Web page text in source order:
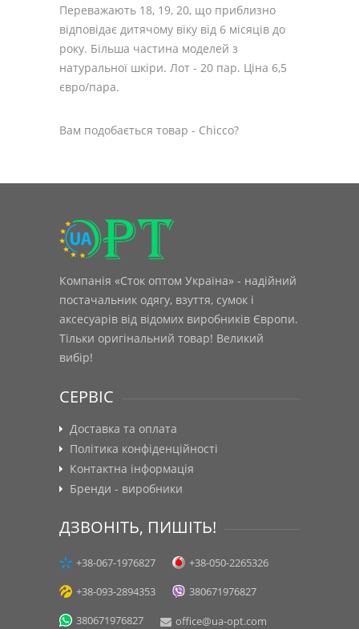
Переважають 18, 19, 20, що приблизно
відповідає дитячому віку від 6 місяців до
року. Більша частина моделей з
натуральної шкіри. Лот - 20 пар. Ціна 6,5
євро/пара.
Вам подобається товар - Chicco?
Компанія «Сток оптом Україна» - надійний
постачальник одягу, взуття, сумок і
аксесуарів від відомих виробників Європи.
Тільки оригінальний товар! Великий
вибір!
СЕРВІС
Доставка та оплата
Політика конфіденційності
Контактна інформація
Бренди - виробники
ДЗВОНІТЬ, ПИШІТЬ!
+38-067-1976827
+38-050-2265326
+38-093-2894353
380671976827
380671976827
office@ua-opt.com